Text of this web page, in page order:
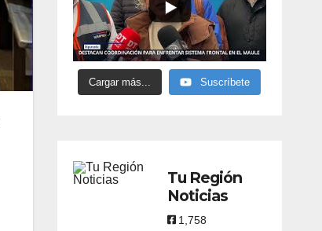
Cargar más... Suscríbete
Tu Región
Noticias
1,758